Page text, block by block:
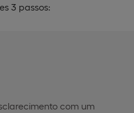
3 passos:
com um